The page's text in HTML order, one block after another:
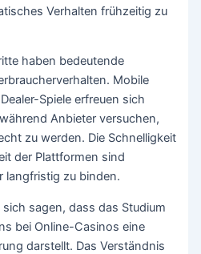
Verhalten frühzeitig zu
haben bedeutende
Mobile
Spiele erfreuen sich
Anbieter versuchen,
zu werden. Die Schnelligkeit
der Plattformen sind
langfristig zu binden.
sagen, dass das Studium
bei Online-Casinos eine
darstellt. Das Verständnis